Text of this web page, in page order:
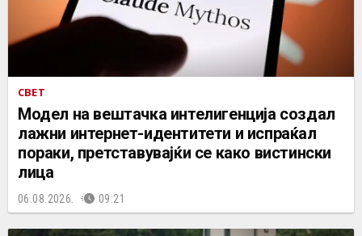
СВЕТ
Mодел на вештачка интелигенција создал
лажни интернет-идентитети и испраќал
пораки, претставувајќи се како вистински
лица
06.08.2026. 09:21